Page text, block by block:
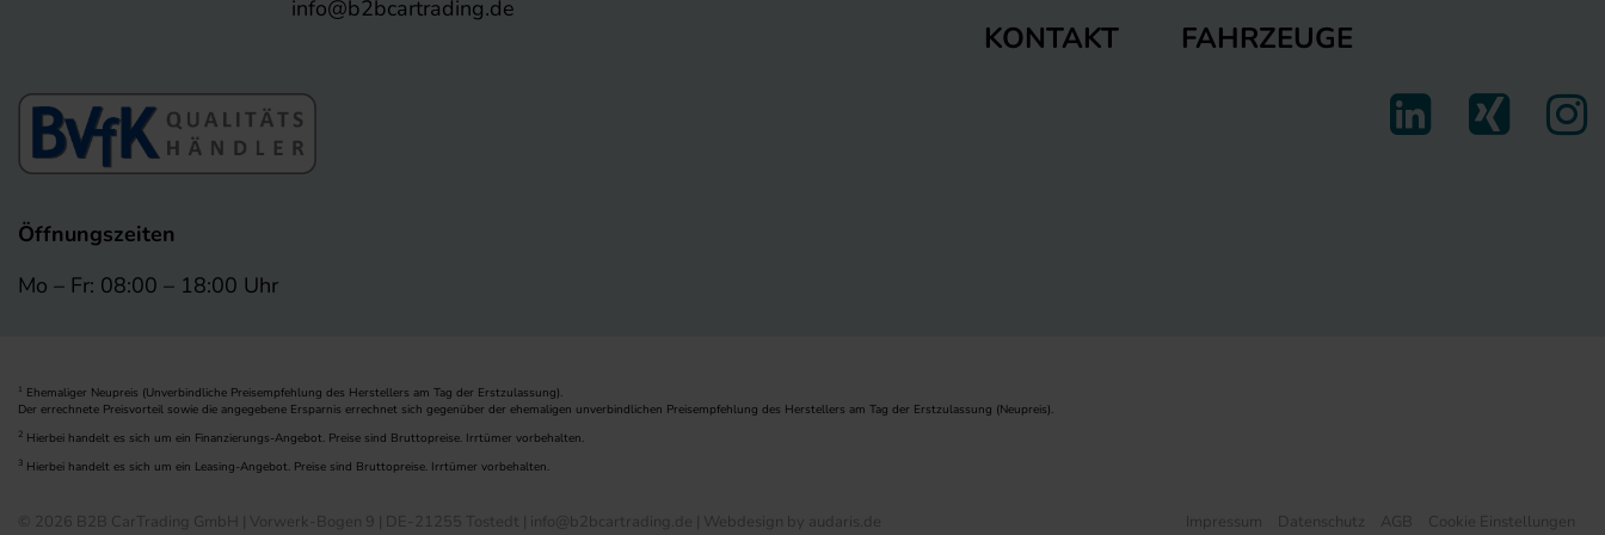
info@b2bcartrading.de
Öffnungszeiten
Mo – Fr: 08:00 – 18:00 Uhr
KONTAKT FAHRZEUGE
1
Ehemaliger Neupreis (Unverbindliche Preisempfehlung des Herstellers am Tag der Erstzulassung).
Der errechnete Preisvorteil sowie die angegebene Ersparnis errechnet sich gegenüber der ehemaligen unverbindlichen Preisempfehlung des Herstellers am Tag der Erstzulassung (Neupreis).
2 Hierbei handelt es sich um ein Finanzierungs-Angebot. Preise sind Bruttopreise. Irrtümer vorbehalten.
3 Hierbei handelt es sich um ein Leasing-Angebot. Preise sind Bruttopreise. Irrtümer vorbehalten.
© 2026 B2B CarTrading GmbH | Vorwerk-Bogen 9 | DE-21255 Tostedt | info@b2bcartrading.de | Webdesign by audaris.de Impressum Datenschutz AGB Cookie Einstellungen